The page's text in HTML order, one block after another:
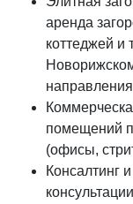
аренда
коттеджей и
помещений
(офисы,
Консалтинг